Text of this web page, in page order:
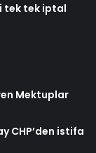
tek tek iptal
Mektuplar
CHP’den istifa